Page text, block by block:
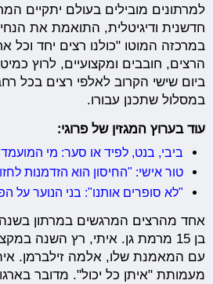
למרתונים מובילים בעולם יתקיים
חדשנית ודיגיטלית, התואמת את
במרכזה המוטו "כולנו רצים יחד וכל
הרצים, חובבים ומקצועיים, לרוץ
ביום שישי הקרוב לאלפי רצים בכל
במסלול שתכנן עבורו.
עוד בערוץ המגזין של פרוגי:
ביבי, בנט, לפיד או סער: מי
טור אישי: "החיסון הוא הזדמנות
"לא סופרים אותנו": בני הנוער על
אחד מהרצים המרגשים במרתון בשנה
עם המאמנת שלו, אלמה זילברמן.
מעמותת "איתן כל יכול". מדובר